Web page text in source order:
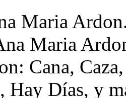
Maria
Maria
Cana,
Hay Días, y